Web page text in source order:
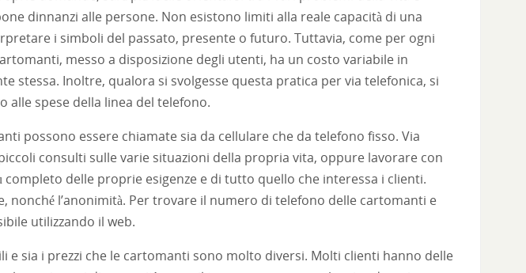
dinnanzi alle persone. Non esistono limiti alla reale capacità di una
i simboli del passato, presente o futuro. Tuttavia, come per ogni
messo a disposizione degli utenti, ha un costo variabile in
stessa. Inoltre, qualora si svolgesse questa pratica per via telefonica, si
alle spese della linea del telefono.
possono essere chiamate sia da cellulare che da telefono fisso. Via
consulti sulle varie situazioni della propria vita, oppure lavorare con
delle proprie esigenze e di tutto quello che interessa i clienti.
nonché l’anonimità. Per trovare il numero di telefono delle cartomanti e
utilizzando il web.
e sia i prezzi che le cartomanti sono molto diversi. Molti clienti hanno delle